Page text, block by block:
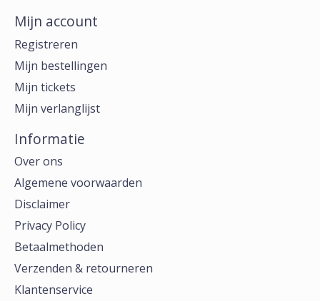
Mijn account
Registreren
Mijn bestellingen
Mijn tickets
Mijn verlanglijst
Informatie
Over ons
Algemene voorwaarden
Disclaimer
Privacy Policy
Betaalmethoden
Verzenden & retourneren
Klantenservice